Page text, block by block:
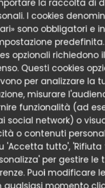
la raccolta di
I cookies
sono obbligatori e
opzionali richiedono
Questi cookies
per analizzare la
misurare
funzionalità (ad
social network) o
o contenuti
'Accetta tutto',
per gestire le
Puoi modificare
qualsiasi momento
clienti
:5/5 Qualità /
apprécié la qualité
a été délicieux